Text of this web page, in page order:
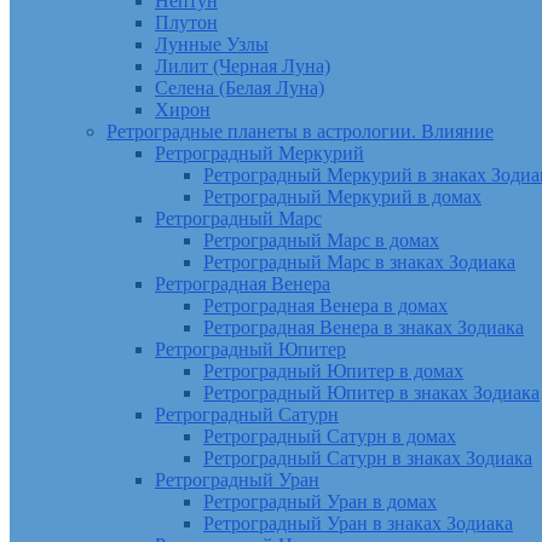
Плутон
Лунные Узлы
Лилит (Черная Луна)
Селена (Белая Луна)
Хирон
Ретроградные планеты в астрологии. Влияние
Ретроградный Меркурий
Ретроградный Меркурий в знаках
Ретроградный Меркурий в домах
Ретроградный Марс
Ретроградный Марс в домах
Ретроградный Марс в знаках Зодиака
Ретроградная Венера
Ретроградная Венера в домах
Ретроградная Венера в знаках Зодиака
Ретроградный Юпитер
Ретроградный Юпитер в домах
Ретроградный Юпитер в знаках Зодиака
Ретроградный Сатурн
Ретроградный Сатурн в домах
Ретроградный Сатурн в знаках Зодиака
Ретроградный Уран
Ретроградный Уран в домах
Ретроградный Уран в знаках Зодиака